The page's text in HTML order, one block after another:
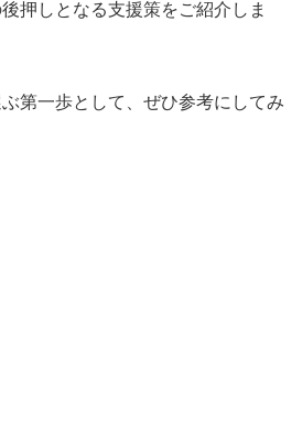
押しとなる支援策をご紹介しま
第一歩として、ぜひ参考にしてみ